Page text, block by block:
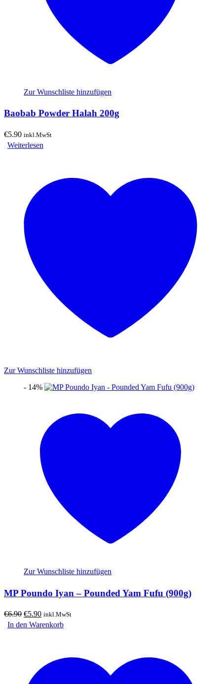
Zur Wunschliste hinzufügen
Baobab Powder Halah 200g
€5.90 inkl.MwSt
Weiterlesen
Zur Wunschliste hinzufügen
- 14%
Zur Wunschliste hinzufügen
MP Poundo Iyan – Pounded Yam Fufu (900g)
€6.90 Ursprünglicher
Preis
war:
€5.90Aktueller
Preis
ist:
inkl.MwSt
In den Warenkorb